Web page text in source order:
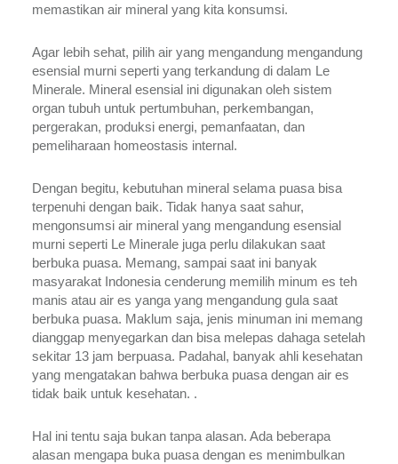
memastikan air mineral yang kita konsumsi.
Agar lebih sehat, pilih air yang mengandung mengandung
esensial murni seperti yang terkandung di dalam Le
Minerale. Mineral esensial ini digunakan oleh sistem
organ tubuh untuk pertumbuhan, perkembangan,
pergerakan, produksi energi, pemanfaatan, dan
pemeliharaan homeostasis internal.
Dengan begitu, kebutuhan mineral selama puasa bisa
terpenuhi dengan baik. Tidak hanya saat sahur,
mengonsumsi air mineral yang mengandung esensial
murni seperti Le Minerale juga perlu dilakukan saat
berbuka puasa. Memang, sampai saat ini banyak
masyarakat Indonesia cenderung memilih minum es teh
manis atau air es yanga yang mengandung gula saat
berbuka puasa. Maklum saja, jenis minuman ini memang
dianggap menyegarkan dan bisa melepas dahaga setelah
sekitar 13 jam berpuasa. Padahal, banyak ahli kesehatan
yang mengatakan bahwa berbuka puasa dengan air es
tidak baik untuk kesehatan. .
Hal ini tentu saja bukan tanpa alasan. Ada beberapa
alasan mengapa buka puasa dengan es menimbulkan